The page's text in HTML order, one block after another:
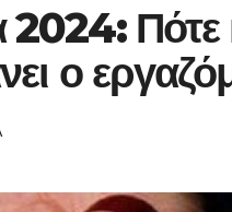
Πότε
ο